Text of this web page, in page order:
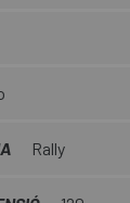
Rally